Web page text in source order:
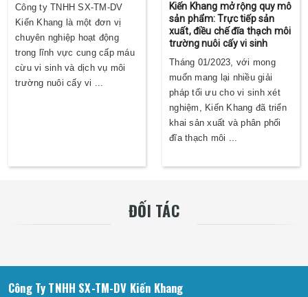
Công ty TNHH SX-TM-DV
Kiến Khang là một đơn vị
chuyên nghiệp hoạt động
trong lĩnh vực cung cấp máu
cừu vi sinh và dịch vụ môi
trường nuôi cấy vi ...
Kiến Khang mở rộng quy mô
sản phẩm: Trực tiếp sản
xuất, điều chế đĩa thạch môi
trường nuôi cấy vi sinh
Tháng 01/2023, với mong
muốn mang lại nhiều giải
pháp tối ưu cho vi sinh xét
nghiệm, Kiến Khang đã triển
khai sản xuất và phân phối
đĩa thạch môi ...
ĐỐI TÁC
Công Ty TNHH SX-TM-DV Kiến Khang